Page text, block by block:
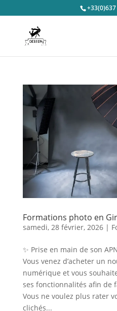
Formations photo en
samedi, 28 février, 2026|
✨ Prise en main de son
Vous venez d’acheter un
numérique et vous
ses fonctionnalités afin de
Vous ne voulez plus rater
clichés...